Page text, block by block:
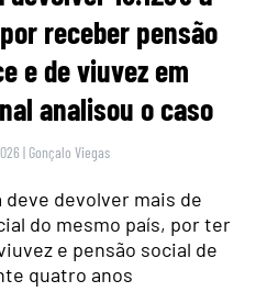
receber pensão
e de viuvez em
analisou o caso
| Gonçalo Viegas
deve devolver mais de
do mesmo país, por ter
e pensão social de
quatro anos